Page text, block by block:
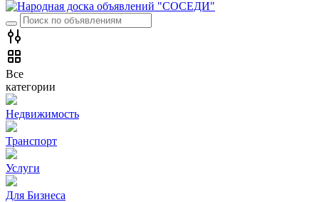
Все
категории
Недвижимость
Транспорт
Услуги
Для Бизнеса